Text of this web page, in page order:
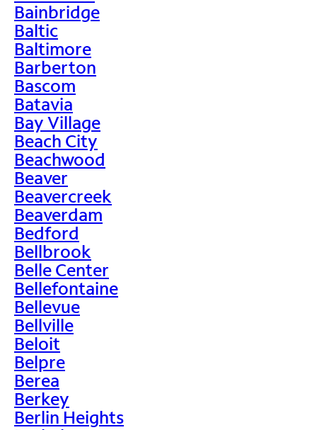
Bainbridge
Baltic
Baltimore
Barberton
Bascom
Batavia
Bay Village
Beach City
Beachwood
Beaver
Beavercreek
Beaverdam
Bedford
Bellbrook
Belle Center
Bellefontaine
Bellevue
Bellville
Beloit
Belpre
Berea
Berkey
Berlin Heights